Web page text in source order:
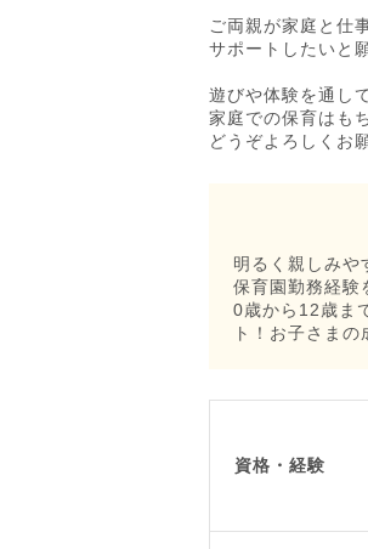
ご両親が家庭と仕
サポートしたいと
遊びや体験を通し
家庭での保育はも
どうぞよろしくお
明るく親しみ
保育園勤務経験
0歳から12歳ま
ト！お子さま
資格・経験